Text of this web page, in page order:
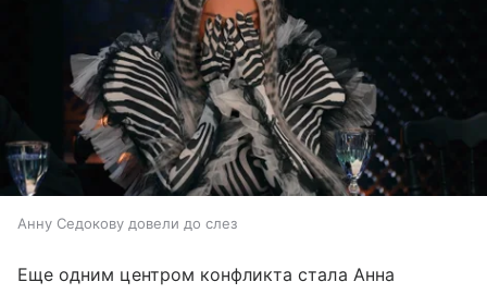
Анну Седокову довели до слез
Еще одним центром конфликта стала Анна